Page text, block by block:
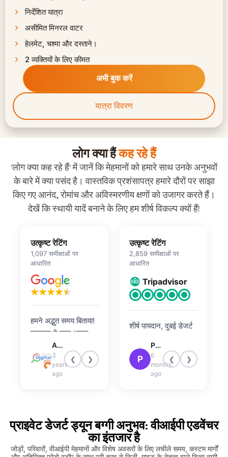
निर्देशित यात्रा
असीमित मिनरल वाटर
हेलमेट, चश्मा और दस्ताने।
2 व्यक्तियों के लिए कीमत
अभी बुक करें
यात्रा विवरण
लोग क्या हैंकह रहे हैं
'लोग क्या कह रहे हैं' में जानें कि मेहमानों को हमारे साथ उनके अनुभवों
के बारे में क्या पसंद है। वास्तविक प्रशंसापत्र हमारे दौरों पर साझा
किए गए आनंद, रोमांच और अविस्मरणीय क्षणों को उजागर करते हैं।
देखें कि स्थायी यादें बनाने के लिए हम शीर्ष विकल्प क्यों हैं!
उत्कृष्ट रेटिंग
1,097 समीक्षाओं पर
आधारित
हमने अद्भुत समय बिताया!
ड्राइवर ने बहुत अच्छा
काम किया. सुनिश्चित करें
कि आप कमर कस लें और
उन्हें इसे ऐसे चलाने के
Atley Joseph
3
years
ago
❮ ❯
उत्कृष्ट रेटिंग
2,859 समीक्षाओं पर
आधारित
Tripadvisor
शीर्ष पायदान, दुबई डेजर्ट
सिफारिश करता है यदि वह
टूर गाइड के लिए उपलब्ध
है !! मैं अपने पति, अपनी
इसके लायक) जहां भी हम
चाहते थे, वहां से गाड़ी ले
ली गई.. अभिलाष- हमारा
P
Patricia R
6
months
ago
❮ ❯
प्राइवेट डेजर्ट ड्यून बग्गी अनुभव: वीआईपी एडवेंचर
का इंतजार है
जोड़ों, परिवारों, वीआईपी मेहमानों और विशेष अवसरों के लिए लचीले समय, कस्टम मार्गों